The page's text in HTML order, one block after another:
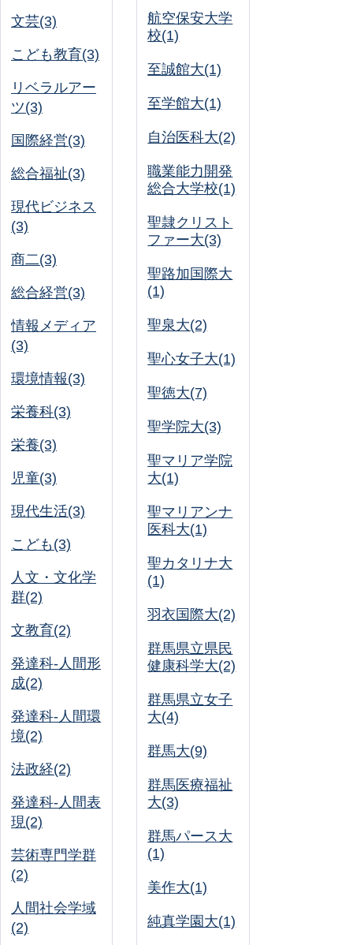
文芸(3)
こども教育(3)
リベラルアー
ツ(3)
国際経営(3)
総合福祉(3)
現代ビジネス
(3)
商二(3)
総合経営(3)
情報メディア
(3)
環境情報(3)
栄養科(3)
栄養(3)
児童(3)
現代生活(3)
こども(3)
人文・文化学
群(2)
文教育(2)
発達科-人間形
成(2)
発達科-人間環
境(2)
法政経(2)
発達科-人間表
現(2)
芸術専門学群
(2)
人間社会学域
(2)
航空保安大学
校(1)
至誠館大(1)
至学館大(1)
自治医科大(2)
職業能力開発
総合大学校(1)
聖隷クリスト
ファー大(3)
聖路加国際大
(1)
聖泉大(2)
聖心女子大(1)
聖徳大(7)
聖学院大(3)
聖マリア学院
大(1)
聖マリアンナ
医科大(1)
聖カタリナ大
(1)
羽衣国際大(2)
群馬県立県民
健康科学大(2)
群馬県立女子
大(4)
群馬大(9)
群馬医療福祉
大(3)
群馬パース大
(1)
美作大(1)
純真学園大(1)